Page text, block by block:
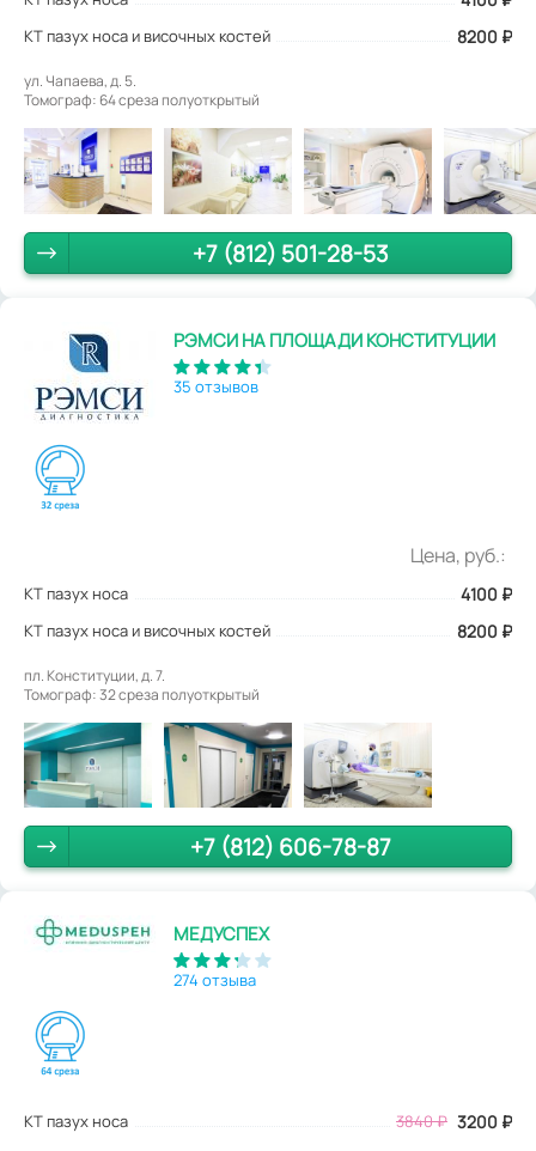
КТ пазух носа и височных костей 8200 ₽
ул. Чапаева, д. 5.
Томограф: 64 среза полуоткрытый
+7 (812) 501-28-53
РЭМСИ НА ПЛОЩАДИ КОНСТИТУЦИИ
35 отзывов
Цена, руб.:
КТ пазух носа 4100 ₽
КТ пазух носа и височных костей 8200 ₽
пл. Конституции, д. 7.
Томограф: 32 среза полуоткрытый
+7 (812) 606-78-87
МЕДУСПЕХ
274 отзыва
КТ пазух носа 3840₽ 3200 ₽